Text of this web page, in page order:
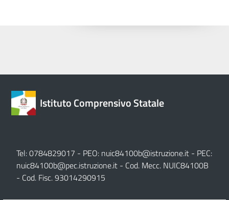
Istituto Comprensivo Statale
Tel: 0784829017 - PEO: nuic84100b@istruzione.it - PEC:
nuic84100b@pec.istruzione.it - Cod. Mecc. NUIC84100B
- Cod. Fisc. 93014290915